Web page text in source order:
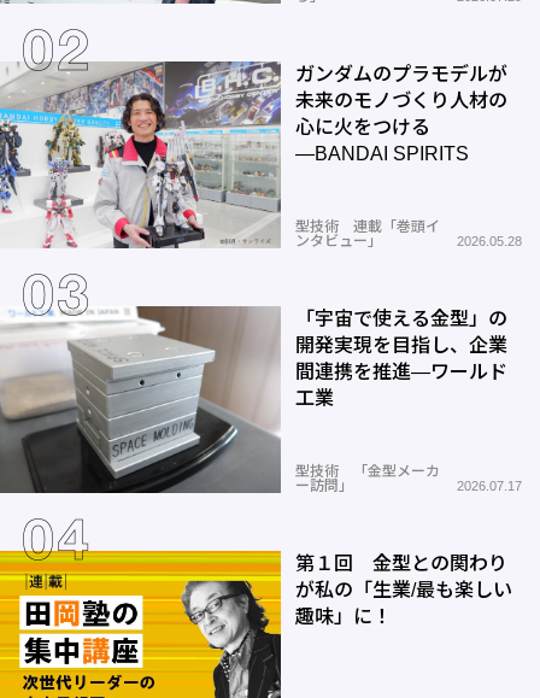
ガンダムのプラモデルが
未来のモノづくり人材の
心に火をつける
―BANDAI SPIRITS
型技術 連載「巻頭イ
ンタビュー」
2026.05.28
「宇宙で使える金型」の
開発実現を目指し、企業
間連携を推進―ワールド
工業
型技術 「金型メーカ
ー訪問」
2026.07.17
第１回 金型との関わり
が私の「生業/最も楽しい
趣味」に！